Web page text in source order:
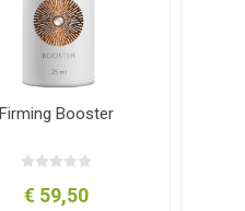
Firming Booster
€ 59,50